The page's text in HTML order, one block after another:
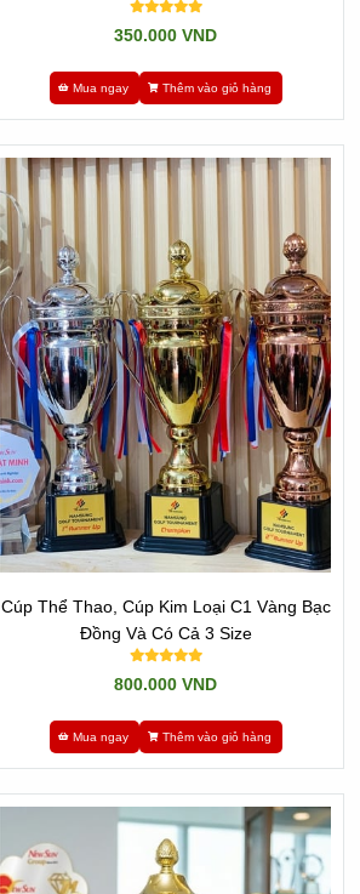
350.000 VND
Mua ngay Thêm vào giỏ hàng
Cúp Thể Thao, Cúp Kim Loại C1 Vàng Bạc
Đồng Và Có Cả 3 Size
800.000 VND
Mua ngay Thêm vào giỏ hàng